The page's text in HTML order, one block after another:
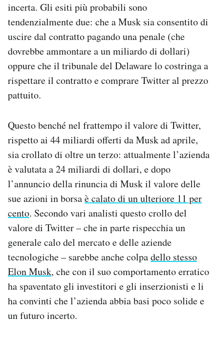
incerta. Gli esiti più probabili sono
tendenzialmente due: che a Musk sia consentito di
uscire dal contratto pagando una penale (che
dovrebbe ammontare a un miliardo di dollari)
oppure che il tribunale del Delaware lo costringa a
rispettare il contratto e comprare Twitter al prezzo
pattuito.
Questo benché nel frattempo il valore di Twitter,
rispetto ai 44 miliardi offerti da Musk ad aprile,
sia crollato di oltre un terzo: attualmente l’azienda
è valutata a 24 miliardi di dollari, e dopo
l’annuncio della rinuncia di Musk il valore delle
sue azioni in borsaè calato di un ulteriore 11 per
cento. Secondo vari analisti questo crollo del
valore di Twitter – che in parte rispecchia un
generale calo del mercato e delle aziende
tecnologiche – sarebbe anche colpadello stesso
Elon Musk, che con il suo comportamento erratico
ha spaventato gli investitori e gli inserzionisti e li
ha convinti che l’azienda abbia basi poco solide e
un futuro incerto.